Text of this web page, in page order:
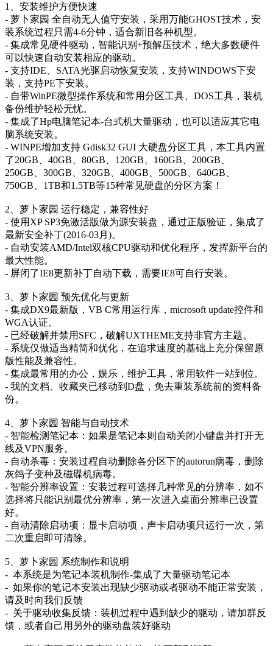
1、安装维护方便快速
- 萝卜家园 全自动无人值守安装，采用万能GHOST技术，安
装系统过程只需4-6分钟，适合新旧各种机型。
- 集成常见硬件驱动，智能识别+预解压技术，绝大多数硬件
可以快速自动安装相应的驱动。
- 支持IDE、SATA光驱启动恢复安装，支持WINDOWS下安
装，支持PE下安装。
- 自带WinPE微型操作系统和常用分区工具、DOS工具，装机
备份维护轻松无忧。
- 集成了Hp电脑笔记本-台式机大量驱动，也可以适应其它电
脑系统安装。
- WINPE增加支持 Gdisk32 GUI 大硬盘分区工具，本工具内置
了20GB、40GB、80GB、120GB、160GB、200GB、
250GB、300GB、320GB、400GB、500GB、640GB、
750GB、1TB和1.5TB等15种常见硬盘的分区方案！
2、萝卜家园 运行稳定，兼容性好
- 使用XP SP3免激活版做为源安装盘，通过正版验证，集成了
最新安全补丁(2016-03月)。
- 自动安装AMD/Intel双核CPU驱动和优化程序，发挥新平台的
最大性能。
- 屏闭了IE8更新补丁自动下载，需要IE8可自行安装。
3、萝卜家园 预先优化与更新
- 集成DX9最新版，VB C常用运行库，microsoft update控件和
WGA认证。
- 已经破解并禁用SFC，破解UXTHEME支持非官方主题。
- 系统仅做适当精简和优化，在追求速度的基础上充分保留原
版性能及兼容性。
- 集成最常用的办公，娱乐，维护工具，常用软件一站到位。
- 我的文档、收藏夹已移动到D盘，免去重装系统前的资料备
份。
4、萝卜家园 智能与自动技术
- 智能检测笔记本：如果是笔记本则自动关闭小键盘并打开无
线及VPN服务。
- 自动杀毒：安装过程自动删除各分区下的autorun病毒，删除
灰鸽子变种及磁碟机病毒。
- 智能分辨率设置：安装过程可选择几种常见的分辨率，如不
选择将只能识别最优分辨率，第一次进入桌面分辨率已设置
好。
- 自动清除启动项：显卡启动项，声卡启动项只运行一次，第
二次重启即可清除。
5、萝卜家园 系统制作和说明
- 本系统是为笔记本装机制作-集成了大量驱动笔记本
- 如果你的笔记本安装出现缺少驱动或者驱动不能正常安装，
请及时向我们反馈
- 关于驱动收集反馈：装机过程中遇到缺少的驱动，请加群反
馈，或者自己用另外的驱动盘装好驱动